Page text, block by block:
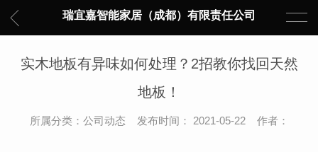
瑞宜嘉智能家居（成都）有限责任公司
实木地板有异味如何处理？2招教你找回天然
地板！
所属分类：公司动态 发布时间： 2021-05-22 作者：